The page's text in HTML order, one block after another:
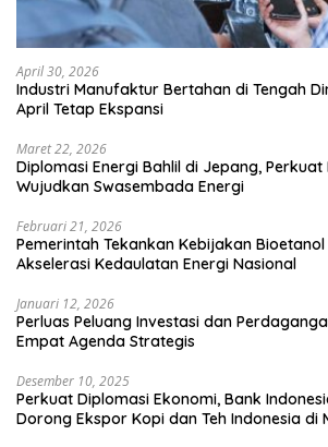
April 30, 2026
Industri Manufaktur Bertahan di Tengah
April Tetap Ekspansi
Maret 22, 2026
Diplomasi Energi Bahlil di Jepang, Perkuat
Wujudkan Swasembada Energi
Februari 21, 2026
Pemerintah Tekankan Kebijakan
Akselerasi Kedaulatan Energi Nasional
Januari 12, 2026
Perluas Peluang Investasi dan
Empat Agenda Strategis
Desember 10, 2025
Perkuat Diplomasi Ekonomi, Bank
Dorong Ekspor Kopi dan Teh Indonesia di